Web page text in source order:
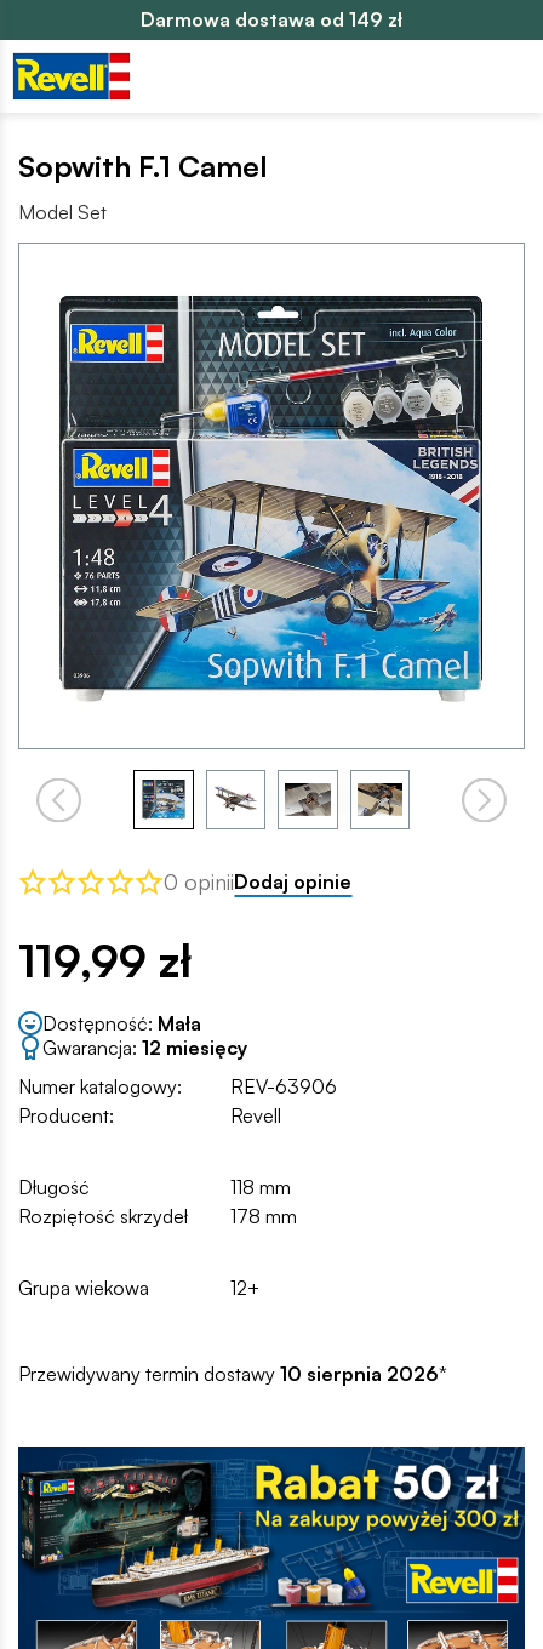
Darmowa dostawa od 149 zł
Sopwith F.1 Camel
Model Set
0 opiniiDodaj opinie
119,99 zł
Dostępność: Mała
Gwarancja: 12 miesięcy
Numer katalogowy:
REV-63906
Producent:
Revell
Długość
118 mm
Rozpiętość skrzydeł
178 mm
Grupa wiekowa 12+
Przewidywany termin dostawy 10 sierpnia 2026*